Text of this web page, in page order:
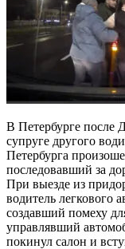
В Петербурге после
супруге другого
Петербурга
последовавший за
При выезде из
водитель легкового
создавший помеху
управлявший
покинул салон и